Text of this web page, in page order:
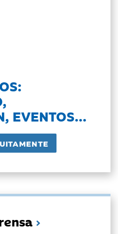
EVENTOS...